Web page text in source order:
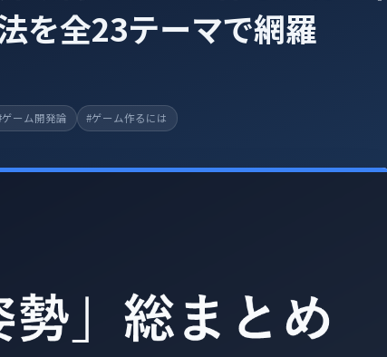
を全23テーマで網羅
ゲーム開発論 #ゲーム作るには